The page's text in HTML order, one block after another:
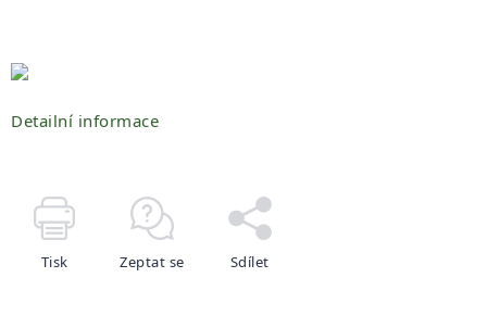
Detailní informace
Tisk Zeptat se Sdílet